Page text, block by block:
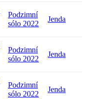
Podzimní
sólo 2022
Jenda
Podzimní
sólo 2022
Jenda
Podzimní
sólo 2022
Jenda